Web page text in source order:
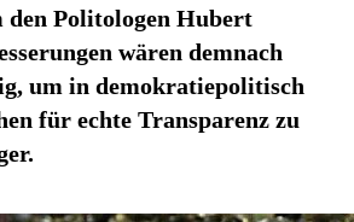
Politologen Hubert
wären demnach
um in demokratiepolitisch
für echte Transparenz zu